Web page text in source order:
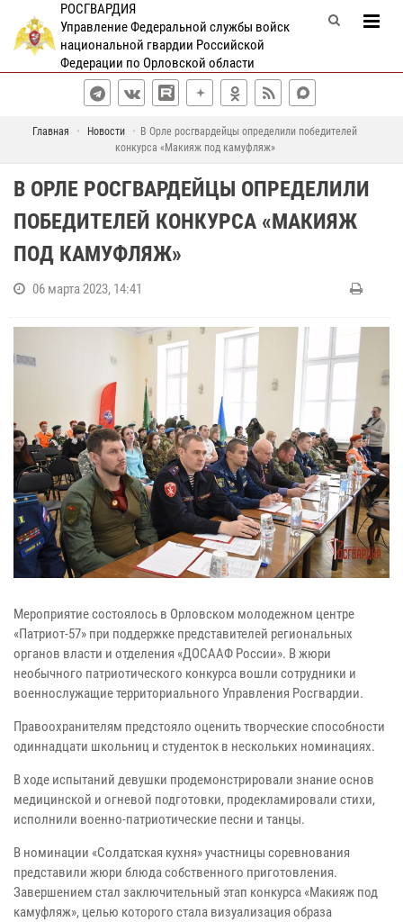
РОСГВАРДИЯ
Управление Федеральной службы войск
национальной гвардии Российской
Федерации по Орловской области
Главная Новости
В Орле росгвардейцы определили победителей
конкурса «Макияж под камуфляж»
В ОРЛЕ РОСГВАРДЕЙЦЫ ОПРЕДЕЛИЛИ
ПОБЕДИТЕЛЕЙ КОНКУРСА «МАКИЯЖ
ПОД КАМУФЛЯЖ»
06 марта 2023, 14:41
Мероприятие состоялось в Орловском молодежном центре
«Патриот-57» при поддержке представителей региональных
органов власти и отделения «ДОСААФ России». В жюри
необычного патриотического конкурса вошли сотрудники и
военнослужащие территориального Управления Росгвардии.
Правоохранителям предстояло оценить творческие способности
одиннадцати школьниц и студенток в нескольких номинациях.
В ходе испытаний девушки продемонстрировали знание основ
медицинской и огневой подготовки, продекламировали стихи,
исполнили военно-патриотические песни и танцы.
В номинации «Солдатская кухня» участницы соревнования
представили жюри блюда собственного приготовления.
Завершением стал заключительный этап конкурса «Макияж под
камуфляж», целью которого стала визуализация образа